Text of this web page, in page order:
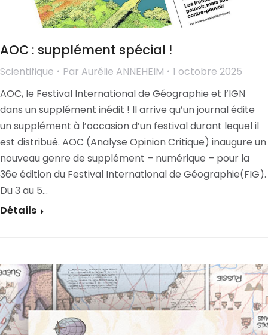
AOC : supplément spécial !
Scientifique Par Aurélie ANNEHEIM
1 octobre 2025
AOC, le Festival International de Géographie et l’IGN
dans un supplément inédit ! Il arrive qu’un journal édite
un supplément à l’occasion d’un festival durant lequel il
est distribué. AOC (Analyse Opinion Critique) inaugure un
nouveau genre de supplément – numérique – pour la
36e édition du Festival International de Géographie(FIG).
Du 3 au 5…
Détails